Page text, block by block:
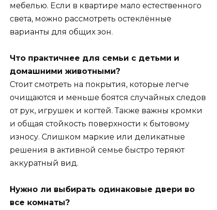
мебелью. Если в квартире мало естественного
света, можно рассмотреть остеклённые
варианты для общих зон.
Что практичнее для семьи с детьми и
домашними животными?
Стоит смотреть на покрытия, которые легче
очищаются и меньше боятся случайных следов
от рук, игрушек и когтей. Также важны кромки
и общая стойкость поверхности к бытовому
износу. Слишком маркие или деликатные
решения в активной семье быстро теряют
аккуратный вид.
Нужно ли выбирать одинаковые двери во
все комнаты?